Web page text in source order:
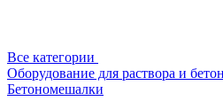
Все категории
Оборудование для раствора и
Бетономешалки